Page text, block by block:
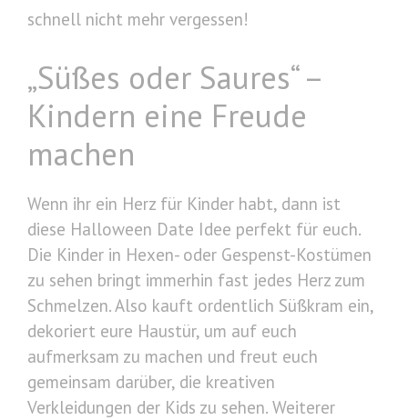
schnell nicht mehr vergessen!
„Süßes oder Saures“ –
Kindern eine Freude
machen
Wenn ihr ein Herz für Kinder habt, dann ist
diese Halloween Date Idee perfekt für euch.
Die Kinder in Hexen- oder Gespenst-Kostümen
zu sehen bringt immerhin fast jedes Herz zum
Schmelzen. Also kauft ordentlich Süßkram ein,
dekoriert eure Haustür, um auf euch
aufmerksam zu machen und freut euch
gemeinsam darüber, die kreativen
Verkleidungen der Kids zu sehen. Weiterer